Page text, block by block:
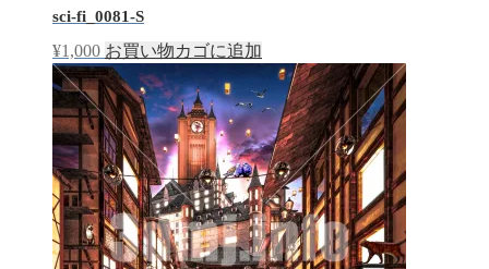
sci-fi_0081-S
¥1,000 お買い物カゴに追加